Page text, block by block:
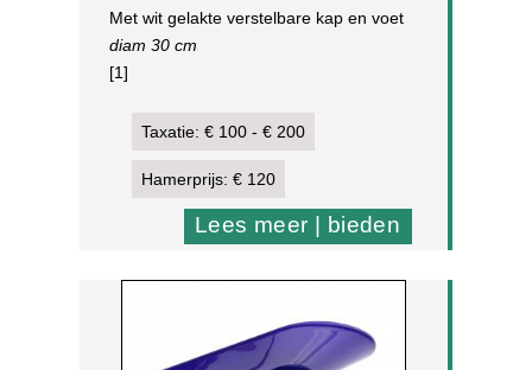
er jaren,
Met wit gelakte verstelbare kap en voet
diam 30 cm
[1]
Taxatie: € 100 - € 200
Hamerprijs: € 120
Lees meer | bieden